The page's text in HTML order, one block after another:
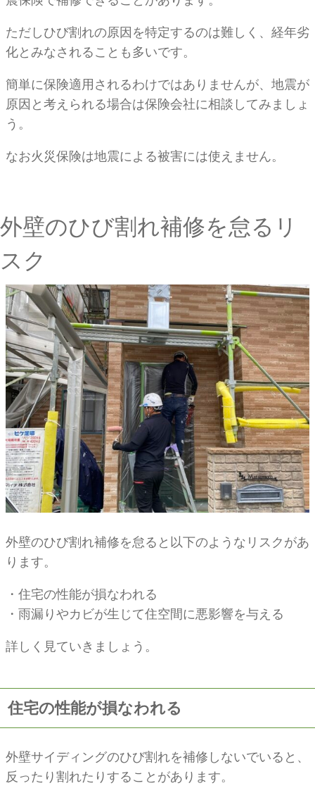
ただしひび割れの原因を特定するのは難しく、経年劣
化とみなされることも多いです。
簡単に保険適用されるわけではありませんが、地震が
原因と考えられる場合は保険会社に相談してみましょ
う。
なお火災保険は地震による被害には使えません。
外壁のひび割れ補修を怠るリ
スク
外壁のひび割れ補修を怠ると以下のようなリスクがあ
ります。
・住宅の性能が損なわれる
・雨漏りやカビが生じて住空間に悪影響を与える
詳しく見ていきましょう。
住宅の性能が損なわれる
外壁サイディングのひび割れを補修しないでいると、
反ったり割れたりすることがあります。